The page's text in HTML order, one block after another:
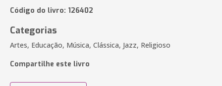
Código do livro: 126402
Categorias
Artes, Educação, Música, Clássica, Jazz, Religioso
Compartilhe este livro